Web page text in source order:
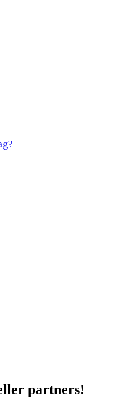
partners!